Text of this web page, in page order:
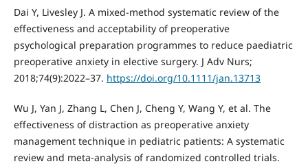
Dai Y, Livesley J. A mixed-method systematic review of the
effectiveness and acceptability of preoperative
psychological preparation programmes to reduce paediatric
preoperative anxiety in elective surgery. J Adv Nurs;
2018;74(9):2022–37. https://doi.org/10.1111/jan.13713
Wu J, Yan J, Zhang L, Chen J, Cheng Y, Wang Y, et al. The
effectiveness of distraction as preoperative anxiety
management technique in pediatric patients: A systematic
review and meta-analysis of randomized controlled trials.